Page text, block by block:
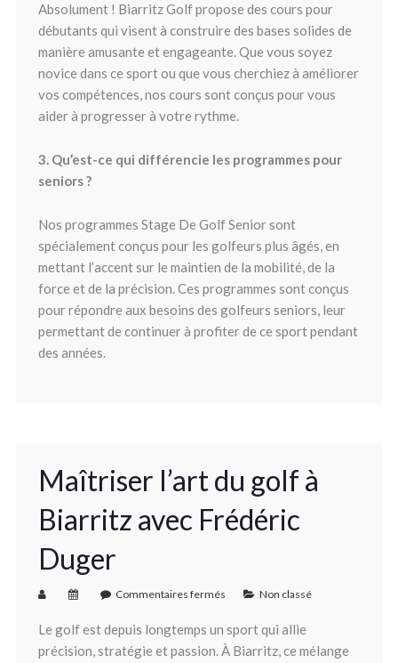
Absolument ! Biarritz Golf propose des cours pour
débutants qui visent à construire des bases solides de
manière amusante et engageante. Que vous soyez
novice dans ce sport ou que vous cherchiez à améliorer
vos compétences, nos cours sont conçus pour vous
aider à progresser à votre rythme.
3. Qu’est-ce qui différencie les programmes pour
seniors ?
Nos programmes Stage De Golf Senior sont
spécialement conçus pour les golfeurs plus âgés, en
mettant l’accent sur le maintien de la mobilité, de la
force et de la précision. Ces programmes sont conçus
pour répondre aux besoins des golfeurs seniors, leur
permettant de continuer à profiter de ce sport pendant
des années.
Maîtriser l’art du golf à
Biarritz avec Frédéric
Duger
Commentaires fermés Non classé
Le golf est depuis longtemps un sport qui allie
précision, stratégie et passion. À Biarritz, ce mélange